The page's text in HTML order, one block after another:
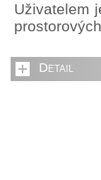
Uživatelem
Detail